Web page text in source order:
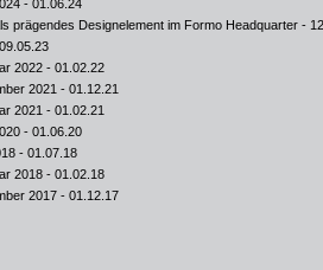
- 01.06.24
prägendes Designelement im Formo Headquarter -
2022 - 01.02.22
2021 - 01.12.21
2021 - 01.02.21
- 01.06.20
- 01.07.18
2018 - 01.02.18
2017 - 01.12.17